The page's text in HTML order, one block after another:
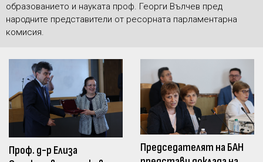
образованието и науката проф. Георги Вълчев пред
народните представители от ресорната парламентарна
комисия.
Проф. д-р Елиза
Председателят на БАН